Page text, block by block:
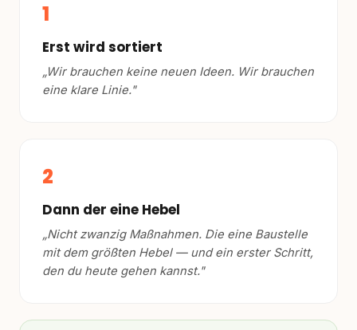
1
Erst wird sortiert
„Wir brauchen keine neuen Ideen. Wir brauchen
eine klare Linie."
2
Dann der eine Hebel
„Nicht zwanzig Maßnahmen. Die eine Baustelle
mit dem größten Hebel — und ein erster Schritt,
den du heute gehen kannst."